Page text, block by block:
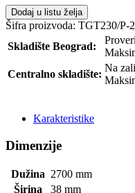
Dodaj u listu želja
Šifra proizvoda: TGT230/P-2
Skladište Beograd:
Centralno skladište:
Na
Karakteristike
Dimenzije
Dužina 2700 mm
Širina
38 mm